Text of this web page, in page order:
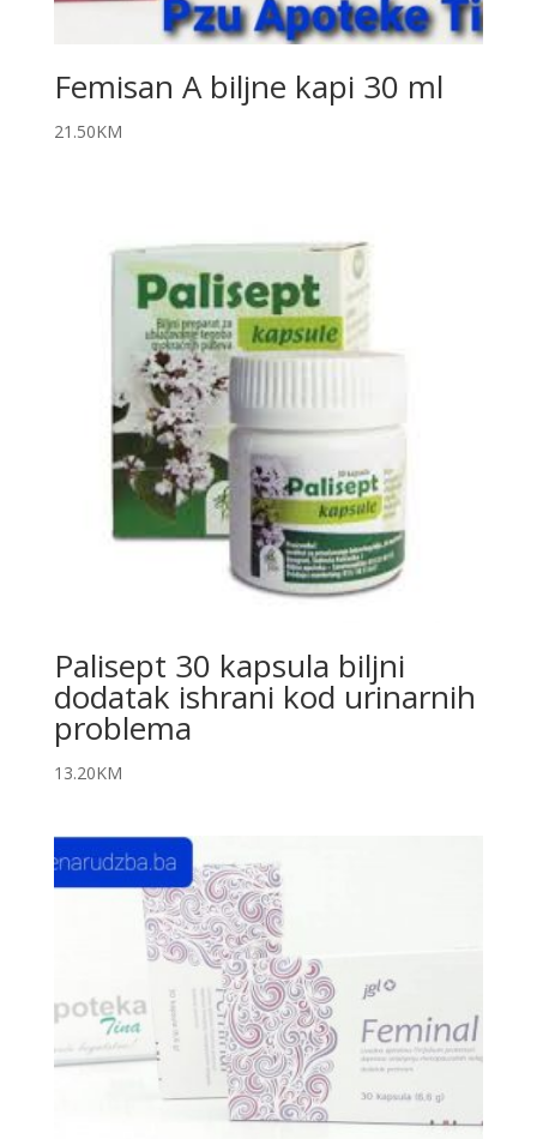
Femisan A biljne kapi 30 ml
21.50KM
Palisept 30 kapsula biljni
dodatak ishrani kod urinarnih
problema
13.20KM